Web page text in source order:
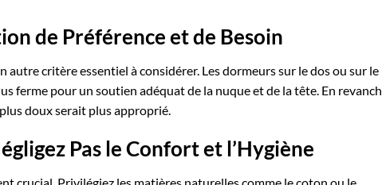
de Préférence et de Besoin
autre critère essentiel à considérer. Les dormeurs sur le dos ou sur le
ferme pour un soutien adéquat de la nuque et de la tête. En
doux serait plus approprié.
Pas le Confort et l’Hygiène